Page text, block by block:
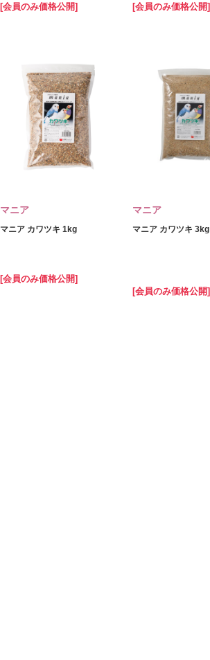
[会員のみ価格公開] [会員のみ価格公開]
マニア
マニア カワツキ 1kg
[会員のみ価格公開]
マニア
マニア カワツキ 3kg
[会員のみ価格公開]